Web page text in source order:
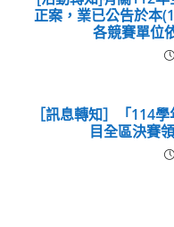
正案，業已公告於本
各競賽單位
［訊息轉知］「114
目全區決賽